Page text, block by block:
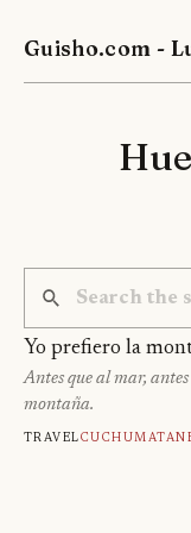
Guisho.com -
Yo prefiero la
Antes que al mar,
montaña.
Travel